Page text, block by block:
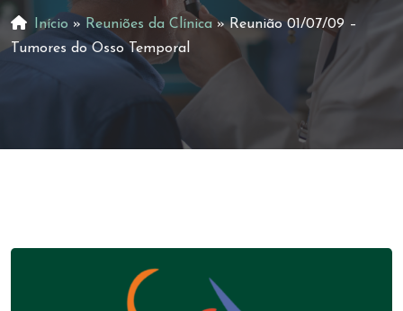
Início » Reuniões da Clínica »Reunião 01/07/09 –
Tumores do Osso Temporal